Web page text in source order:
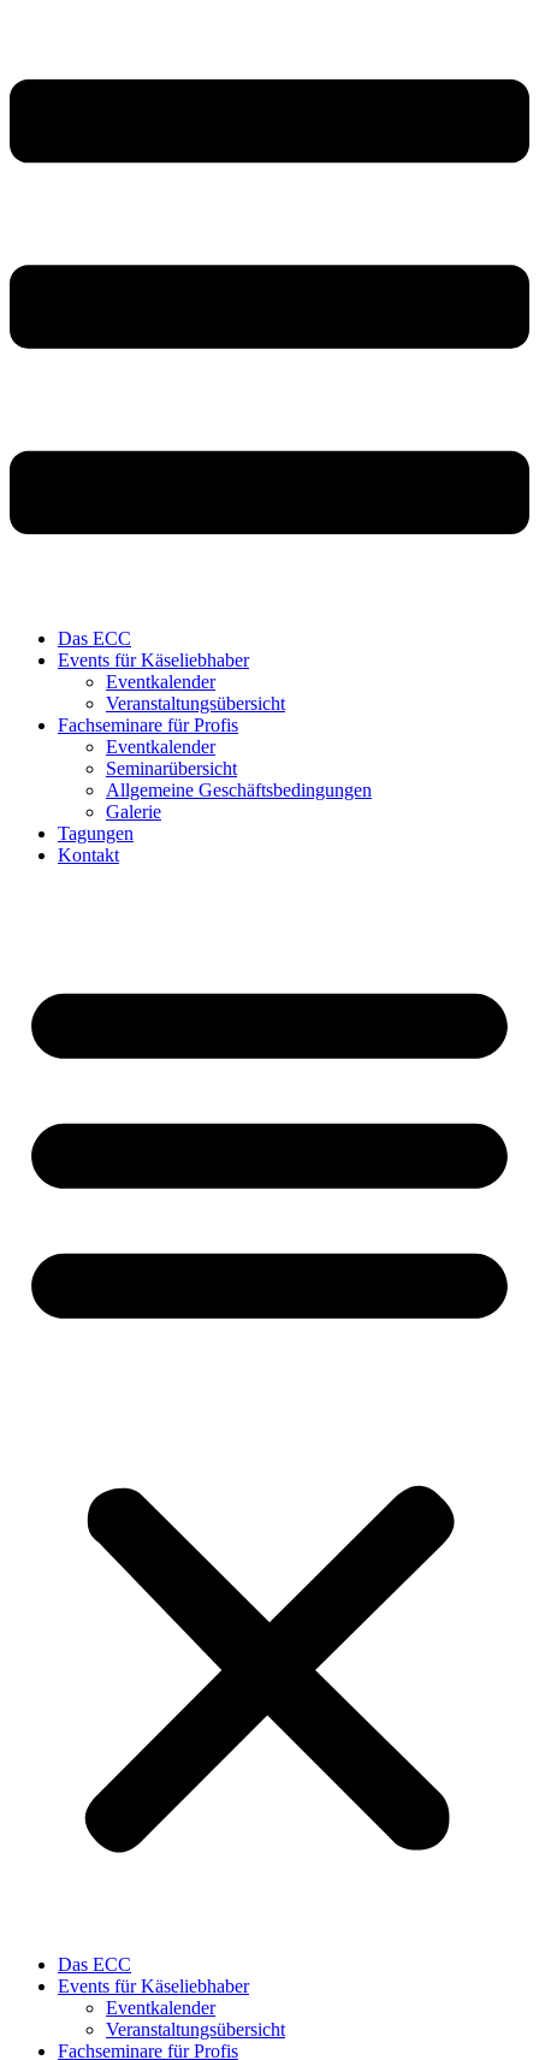
Das ECC
Events für Käseliebhaber
Eventkalender
Veranstaltungsübersicht
Fachseminare für Profis
Eventkalender
Seminarübersicht
Allgemeine Geschäftsbedingungen
Galerie
Tagungen
Kontakt
Das ECC
Events für Käseliebhaber
Eventkalender
Veranstaltungsübersicht
Fachseminare für Profis